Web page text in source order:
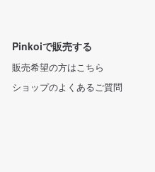
Pinkoiで販売する
販売希望の方はこちら
ショップのよくあるご質問